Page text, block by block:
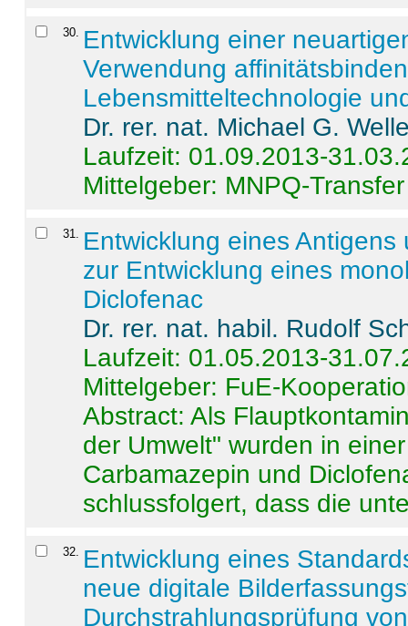
30. Entwicklung einer
Verwendung
Lebensmitteltechnologie
Dr. rer. nat. Michael G.
Laufzeit: 01.09.2013-
Mittelgeber: MNPQ-Transfer
31. Entwicklung eines
zur Entwicklung eines
Diclofenac
Dr. rer. nat. habil. Rudolf
Laufzeit: 01.05.2013-
Mittelgeber: FuE-
Abstract:Als
der Umwelt" wurden in
Carbamazepin und
schlussfolgert, dass die
32. Entwicklung eines
neue digitale
Durchstrahlungsprüfung